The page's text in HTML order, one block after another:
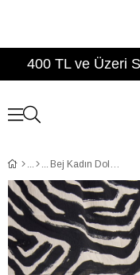
400 TL ve Üzeri
Bej Kadın Dolgu Topuklu Ayakkabı F432900705